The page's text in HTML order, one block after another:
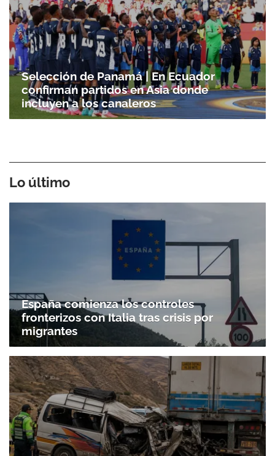
Gracias por suscribirte a nuestro boletín.
Selección de Panamá | En Ecuador
confirman partidos en Asia donde
incluyen a los canaleros
Lo último
España comienza los controles
fronterizos con Italia tras crisis por
migrantes